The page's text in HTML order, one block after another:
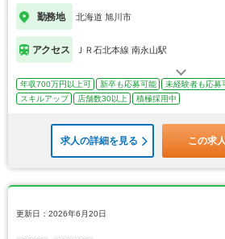
勤務地 北海道 旭川市
アクセス ＪＲ石北本線 南永山駅
年収700万円以上可 新卒も応募可能 未経験者も応募
スキルアップ
店舗数30以上 積極採用中
求人の詳細を見る この求
更新日：2026年6月20日